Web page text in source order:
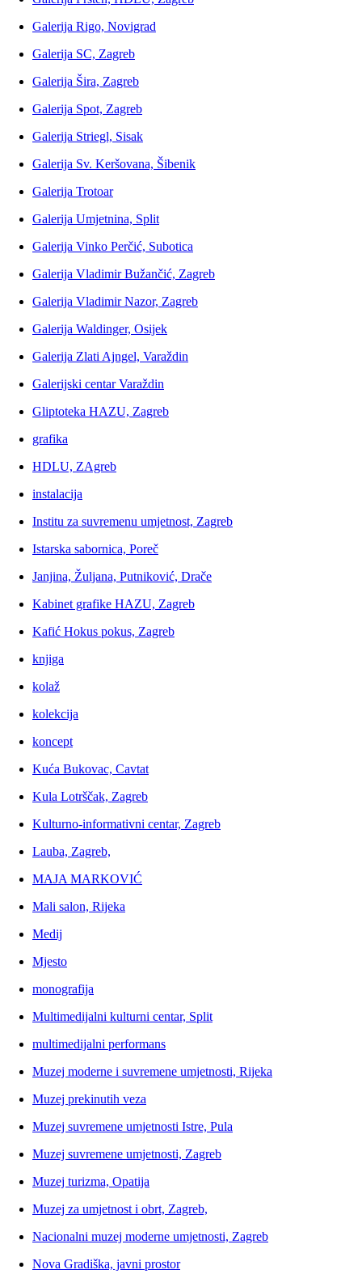
Galerija Rigo, Novigrad
Galerija SC, Zagreb
Galerija Šira, Zagreb
Galerija Spot, Zagreb
Galerija Striegl, Sisak
Galerija Sv. Keršovana, Šibenik
Galerija Trotoar
Galerija Umjetnina, Split
Galerija Vinko Perčić, Subotica
Galerija Vladimir Bužančić, Zagreb
Galerija Vladimir Nazor, Zagreb
Galerija Waldinger, Osijek
Galerija Zlati Ajngel, Varaždin
Galerijski centar Varaždin
Gliptoteka HAZU, Zagreb
grafika
HDLU, ZAgreb
instalacija
Institu za suvremenu umjetnost, Zagreb
Istarska sabornica, Poreč
Janjina, Žuljana, Putniković, Drače
Kabinet grafike HAZU, Zagreb
Kafić Hokus pokus, Zagreb
knjiga
kolaž
kolekcija
koncept
Kuća Bukovac, Cavtat
Kula Lotrščak, Zagreb
Kulturno-informativni centar, Zagreb
Lauba, Zagreb,
MAJA MARKOVIĆ
Mali salon, Rijeka
Medij
Mjesto
monografija
Multimedijalni kulturni centar, Split
multimedijalni performans
Muzej moderne i suvremene umjetnosti, Rijeka
Muzej prekinutih veza
Muzej suvremene umjetnosti Istre, Pula
Muzej suvremene umjetnosti, Zagreb
Muzej turizma, Opatija
Muzej za umjetnost i obrt, Zagreb,
Nacionalni muzej moderne umjetnosti, Zagreb
Nova Gradiška, javni prostor